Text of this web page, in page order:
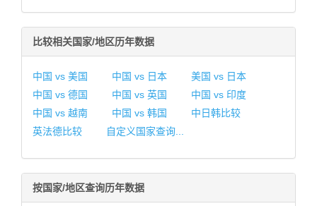
比较相关国家/地区历年数据
中国 vs 美国 中国 vs 日本
美国 vs 日本
中国 vs 德国
中国 vs 英国
中国 vs 印度
中国 vs 越南
中国 vs 韩国
中日韩比较
英法德比较
自定义国家查询...
按国家/地区查询历年数据